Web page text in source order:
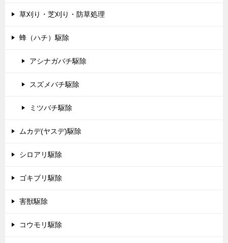
草刈り・芝刈り・防草処理
蜂（ハチ）駆除
アシナガバチ駆除
スズメバチ駆除
ミツバチ駆除
ムカデ(ヤスデ)駆除
シロアリ駆除
ゴキブリ駆除
害獣駆除
コウモリ駆除